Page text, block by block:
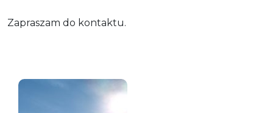
Zapraszam do kontaktu.